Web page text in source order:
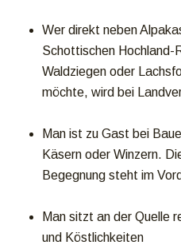
Wer direkt neben
Schottischen Hochland-
Waldziegen oder
möchte, wird bei
Man ist zu Gast bei
Käsern oder Winzern.
Begegnung steht im
Man sitzt an der Quelle
und Köstlichkeiten